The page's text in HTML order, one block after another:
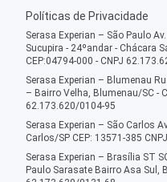
Políticas de Privacidade
Serasa Experian – São Paulo
Sucupira - 24ºandar - Chácara
CEP:04794-000 - CNPJ
Serasa Experian – Blumenau
– Bairro Velha, Blumenau/SC -
62.173.620/0104-95
Serasa Experian – São Carlos
Carlos/SP CEP: 13571-385
Serasa Experian – Brasília ST
Paulo Sarasate Bairro Asa Sul,